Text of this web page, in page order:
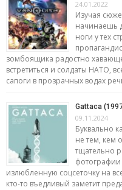
24.01.2022
Изучая
начинаешь
ноги у тех
зомбоящика радостно
встретиться и солдаты НАТО,
сапоги в прозрачных водах
Gattaca
09.11.2024
Буквально
не тем, кем
тщательно
фотографии
излюбленную соцсеточку на
кто-то въедливый заметит